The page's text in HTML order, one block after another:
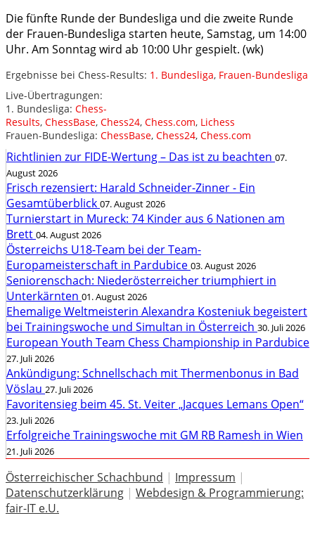
Die fünfte Runde der Bundesliga und die zweite Runde
der Frauen-Bundesliga starten heute, Samstag, um 14:00
Uhr. Am Sonntag wird ab 10:00 Uhr gespielt. (wk)
Ergebnisse bei Chess-Results: 1. Bundesliga, Frauen-Bundesliga
Live-Übertragungen:
1. Bundesliga: Chess-
Results, ChessBase, Chess24, Chess.com, Lichess
Frauen-Bundesliga: ChessBase, Chess24, Chess.com
Richtlinien zur FIDE-Wertung – Das ist zu beachten 07.
August 2026
Frisch rezensiert: Harald Schneider-Zinner - Ein
Gesamtüberblick 07. August 2026
Turnierstart in Mureck: 74 Kinder aus 6 Nationen am
Brett 04. August 2026
Österreichs U18-Team bei der Team-
Europameisterschaft in Pardubice 03. August 2026
Seniorenschach: Niederösterreicher triumphiert in
Unterkärnten 01. August 2026
Ehemalige Weltmeisterin Alexandra Kosteniuk begeistert
bei Trainingswoche und Simultan in Österreich 30. Juli 2026
European Youth Team Chess Championship in Pardubice
27. Juli 2026
Ankündigung: Schnellschach mit Thermenbonus in Bad
Vöslau 27. Juli 2026
Favoritensieg beim 45. St. Veiter „Jacques Lemans Open“
23. Juli 2026
Erfolgreiche Trainingswoche mit GM RB Ramesh in Wien
21. Juli 2026
Österreichischer Schachbund | Impressum |
Datenschutzerklärung | Webdesign & Programmierung:
fair-IT e.U.